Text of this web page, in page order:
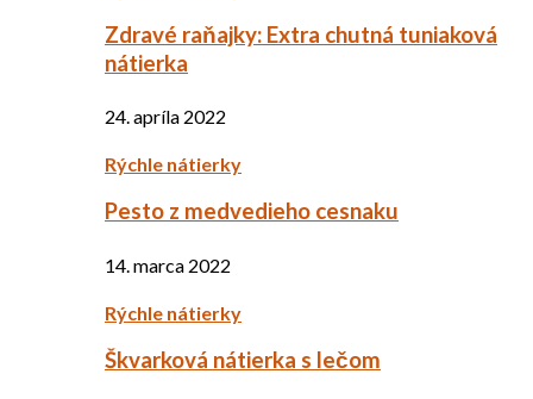
Zdravé raňajky: Extra chutná tuniaková
nátierka
24. apríla 2022
Rýchle nátierky
Pesto z medvedieho cesnaku
14. marca 2022
Rýchle nátierky
Škvarková nátierka s lečom